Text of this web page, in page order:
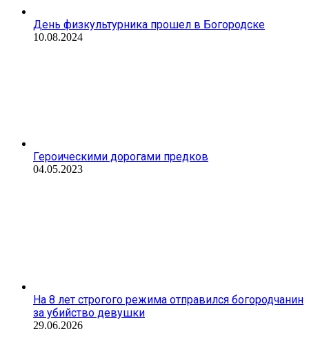
День физкультурника прошел в Богородске
10.08.2024
Героическими дорогами предков
04.05.2023
На 8 лет строгого режима отправился богородчанин
за убийство девушки
29.06.2026